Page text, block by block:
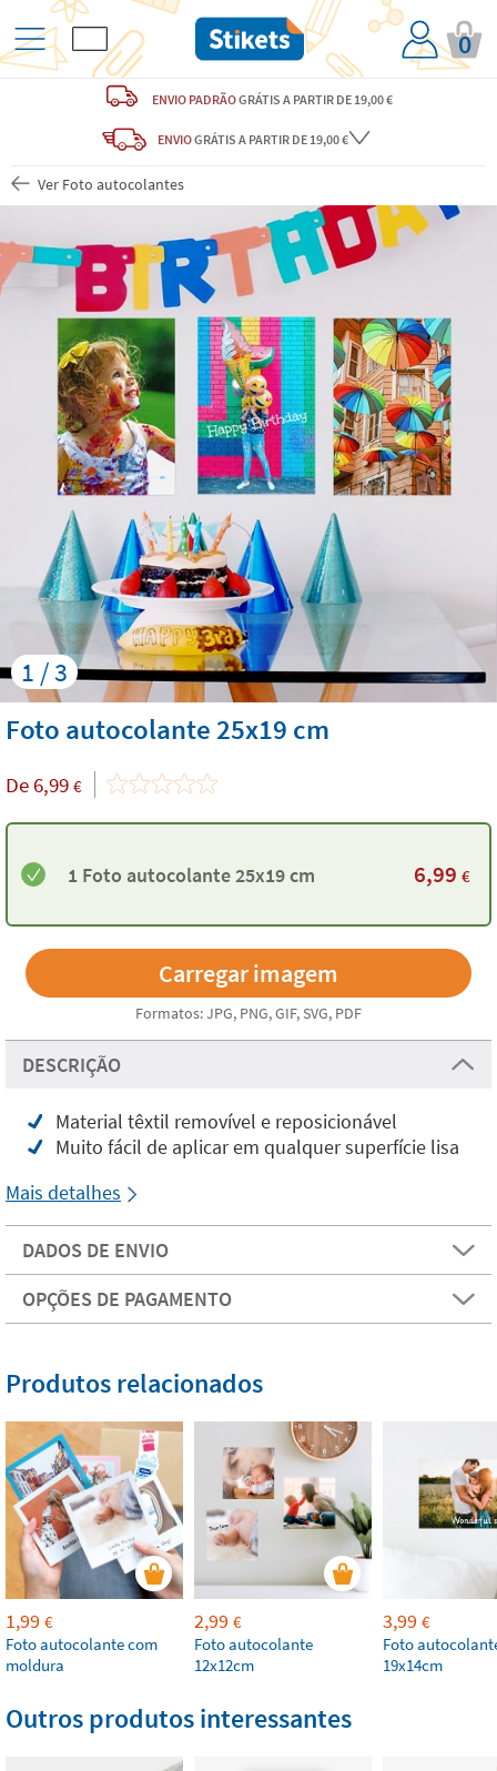
0
ENVIO PADRÃOGRÁTIS A PARTIR DE 19,00 €
ENVIOGRÁTIS A PARTIR DE 19,00 €
Ver Foto autocolantes
1 / 3
Foto autocolante 25x19 cm
De 6,99 €
1 Foto autocolante 25x19 cm 6,99 €
Formatos: JPG, PNG, GIF, SVG, PDF
DESCRIÇÃO
Material têxtil removível e reposicionável
Muito fácil de aplicar em qualquer superfície lisa
Mais detalhes
DADOS DE ENVIO
OPÇÕES DE PAGAMENTO
Produtos relacionados
1,99 €
Foto autocolante com
moldura
2,99 €
Foto autocolante
12x12cm
3,99 €
Foto
19x14cm
Outros produtos interessantes